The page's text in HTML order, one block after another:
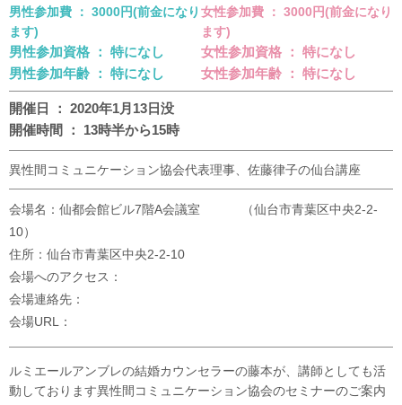
男性参加費 ： 3000円(前金になり
ます)
男性参加資格 ： 特になし
男性参加年齢 ： 特になし
女性参加費 ： 3000円(前金になり
ます)
女性参加資格 ： 特になし
女性参加年齢 ： 特になし
開催日 ： 2020年1月13日没
開催時間 ： 13時半から15時
異性間コミュニケーション協会代表理事、佐藤律子の仙台講座
会場名：仙都会館ビル7階A会議室 （仙台市青葉区中央2-2-
10）
住所：仙台市青葉区中央2-2-10
会場へのアクセス：
会場連絡先：
会場URL：
ルミエールアンブレの結婚カウンセラーの藤本が、講師としても活
動しております異性間コミュニケーション協会のセミナーのご案内